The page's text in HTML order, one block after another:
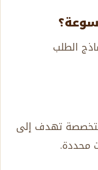
الطلب
متخصصة تهدف إلى
محددة.